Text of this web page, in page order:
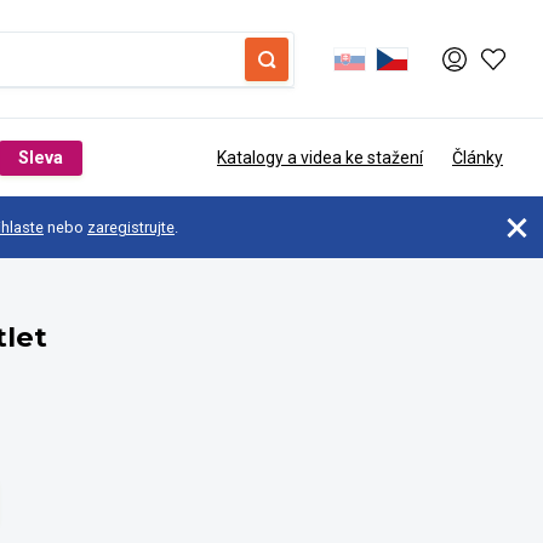
Sleva Katalogy a videa ke stažení Články
nebo zaregistrujte.